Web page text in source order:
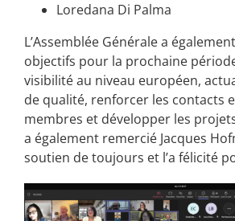
Loredana Di Palma
L’Assemblée Générale a
objectifs pour la prochaine
visibilité au niveau européen,
de qualité, renforcer les contacts
membres et développer les
a également remercié Jacques
soutien de toujours et l’a félicité